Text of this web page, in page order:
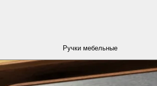
Ручки мебельные